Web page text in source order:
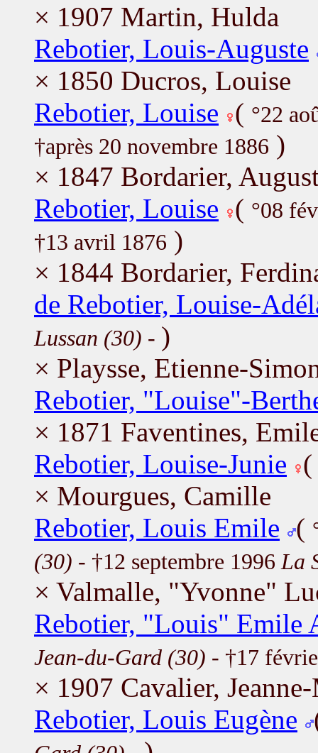
× 1907 Martin, Hulda
Rebotier, Louis-Auguste
× 1850 Ducros, Louise
Rebotier, Louise ( °22
†après 20 novembre 1886 )
× 1847 Bordarier,
Rebotier, Louise ( °08
†13 avril 1876 )
× 1844 Bordarier,
de Rebotier, Louise-
Lussan (30) - )
× Playsse, Etienne-
Rebotier, "Louise"-
× 1871 Faventines,
Rebotier, Louise-Junie
× Mourgues, Camille
Rebotier, Louis Emile (
(30) - †12 septembre 1996 La
× Valmalle, "Yvonne"
Rebotier, "Louis" Emile
Jean-du-Gard (30) - †17
× 1907 Cavalier,
Rebotier, Louis Eugène